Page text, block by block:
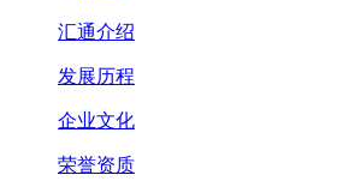
汇通介绍
发展历程
企业文化
荣誉资质